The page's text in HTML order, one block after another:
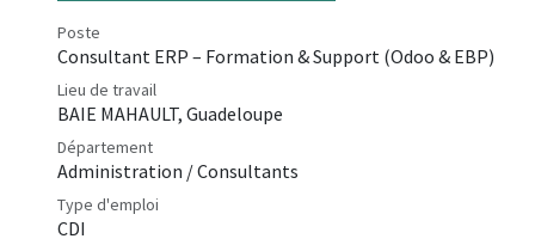
Poste
Consultant ERP – Formation & Support (Odoo & EBP)
Lieu de travail
BAIE MAHAULT, Guadeloupe
Département
Administration / Consultants
Type d'emploi
CDI